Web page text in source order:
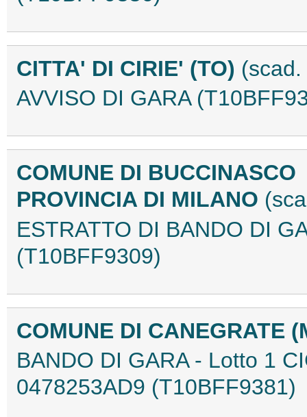
CITTA' DI CIRIE' (TO)
AVVISO DI GARA
COMUNE DI BUCCINASCO
PROVINCIA DI MILANO
ESTRATTO DI BANDO DI
(T10BFF9309)
COMUNE DI CANEGRATE
BANDO DI GARA - Lotto 1
0478253AD9 (T10BFF9381)